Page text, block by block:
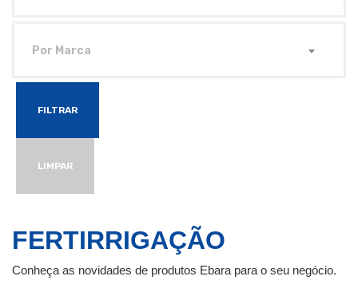
Por Marca
FILTRAR
LIMPAR
FERTIRRIGAÇÃO
Conheça as novidades de produtos Ebara para o seu negócio.